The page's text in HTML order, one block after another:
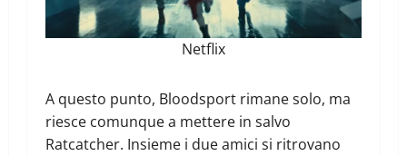
Netflix
A questo punto, Bloodsport rimane solo, ma
riesce comunque a mettere in salvo
Ratcatcher. Insieme i due amici si ritrovano